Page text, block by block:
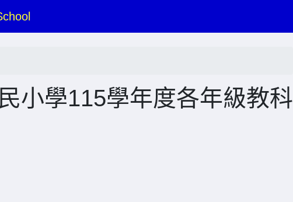
小學115學年度各年級教科